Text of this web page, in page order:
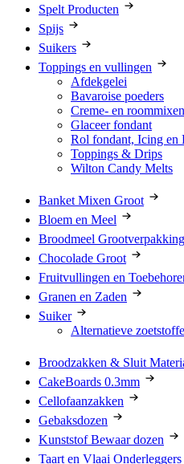
Spelt Producten
Spijs
Suikers
Toppings en vullingen
Afdekgelei
Bavaroise poeders
Creme- en roommixen
Glaceer fondant
Rol fondant, Icing en
Toppings & Drips
Wilton Candy Melts
Banket Mixen Groot
Bloem en Meel
Broodmeel
Chocolade Groot
Fruitvullingen en
Granen en Zaden
Suiker
Alternatieve
Broodzakken & Sluit
CakeBoards 0.3mm
Cellofaanzakken
Gebaksdozen
Kunststof Bewaar dozen
Taart en Vlaai Onderleggers